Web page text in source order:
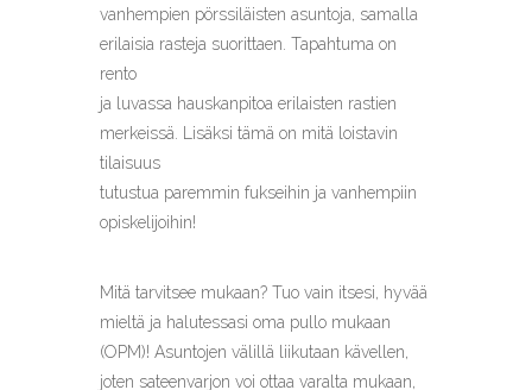
vanhempien pörssiläisten asuntoja, samalla
erilaisia rasteja suorittaen. Tapahtuma on
rento
ja luvassa hauskanpitoa erilaisten rastien
merkeissä. Lisäksi tämä on mitä loistavin
tilaisuus
tutustua paremmin fukseihin ja vanhempiin
opiskelijoihin!
Mitä tarvitsee mukaan? Tuo vain itsesi, hyvää
mieltä ja halutessasi oma pullo mukaan
(OPM)! Asuntojen välillä liikutaan kävellen,
joten sateenvarjon voi ottaa varalta mukaan,